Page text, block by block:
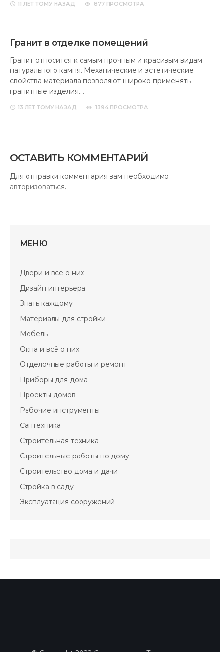
11 ЛЕТ ТОМУ НАЗАД 877 ПРОСМОТРА
Гранит в отделке помещений
Гранит относится к самым прочным и красивым видам
натурального камня. Механические и эстетические
свойства материала позволяют широко применять
гранитные изделия.…
13 ЛЕТ ТОМУ НАЗАД 1394 ПРОСМОТРА
ОСТАВИТЬ КОММЕНТАРИЙ
Для отправки комментария вам необходимо
авторизоваться.
МЕНЮ
Двери и всё о них
Дизайн интерьера
Знать каждому
Материалы для стройки
Мебель
Окна и всё о них
Отделочные работы и ремонт
Приборы для дома
Проекты домов
Рабочие инструменты
Сантехника
Строительная техника
Строительные работы по дому
Строительство дома и дачи
Стройка в саду
Эксплуатация сооружений